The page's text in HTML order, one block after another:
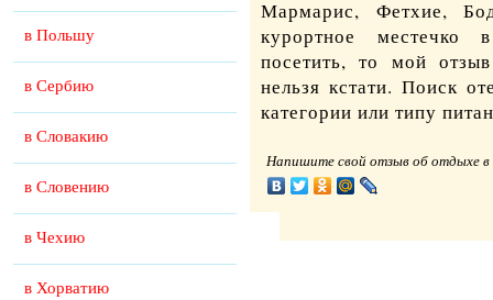
в Польшу
в Сербию
в Словакию
в Словению
в Чехию
в Хорватию
Мармарис, Фетхие,
курортное местечко
посетить, то мой
нельзя кстати.Поиск
категории или типу
Напишите свой отзыв об отдыхе в